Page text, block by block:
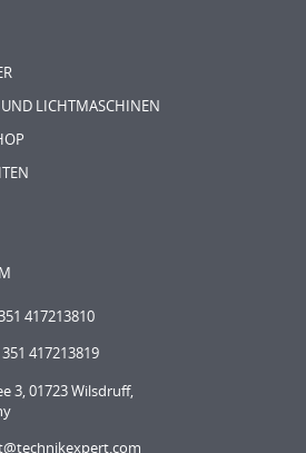
UND LICHTMASCHINEN
417213810
417213819
3, 01723 Wilsdruff,